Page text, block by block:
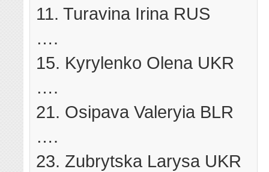
11. Turavina Irina RUS
….
15. Kyrylenko Olena UKR
….
21. Osipava Valeryia BLR
….
23. Zubrytska Larysa UKR